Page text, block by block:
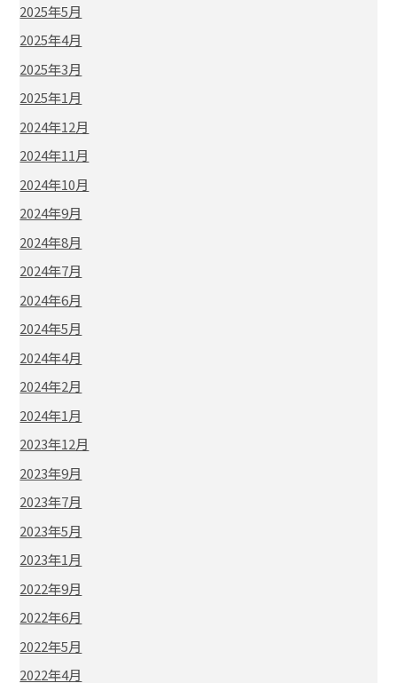
2025年5月
2025年4月
2025年3月
2025年1月
2024年12月
2024年11月
2024年10月
2024年9月
2024年8月
2024年7月
2024年6月
2024年5月
2024年4月
2024年2月
2024年1月
2023年12月
2023年9月
2023年7月
2023年5月
2023年1月
2022年9月
2022年6月
2022年5月
2022年4月